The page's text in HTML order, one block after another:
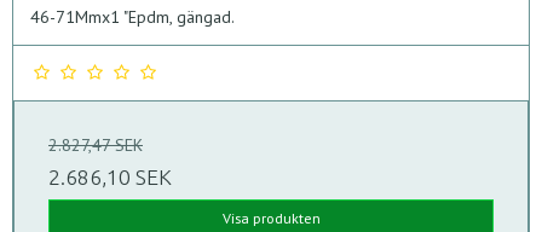
46-71Mmx1 "Epdm, gängad.
2.827,47 SEK
2.686,10 SEK
Visa produkten